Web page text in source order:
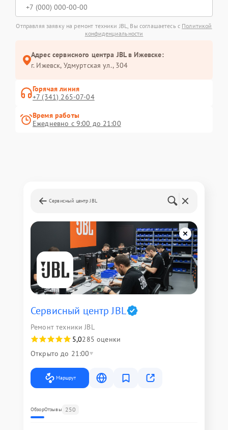
Отправляя заявку на ремонт техники JBL, Вы соглашаетесь с Политикой
конфиденциальности
Адрес сервисного центра JBL в Ижевске:
г. Ижевск, Удмуртская ул., 304
Горячая линия
+7 (341) 265-07-04
Время работы
Ежедневно с 9:00 до 21:00
Сервисный центр JBL
Сервисный центр JBL
Ремонт техники JBL
5,0285 оценки
Открыто до 21:00
Маршрут
ОбзорОтзывы 250